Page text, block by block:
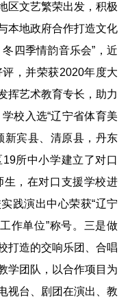
区文艺繁荣出发，积极
本地政府合作打造文化
四季情韵音乐会”，近
，并荣获2020年度大
挥艺术教育专长，助力
校入选“辽宁省体育美
新宾县、清原县，丹东
所中小学建立了对口
，在对口支援学校进
践演出中心荣获“辽宁
作单位”称号。三是做
打造的交响乐团、合唱
学团队，以合作项目为
视台、剧团在演出、教